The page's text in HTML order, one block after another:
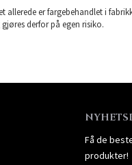
allerede er fargebehandlet i
derfor på egen risiko.
Få de
produkter!